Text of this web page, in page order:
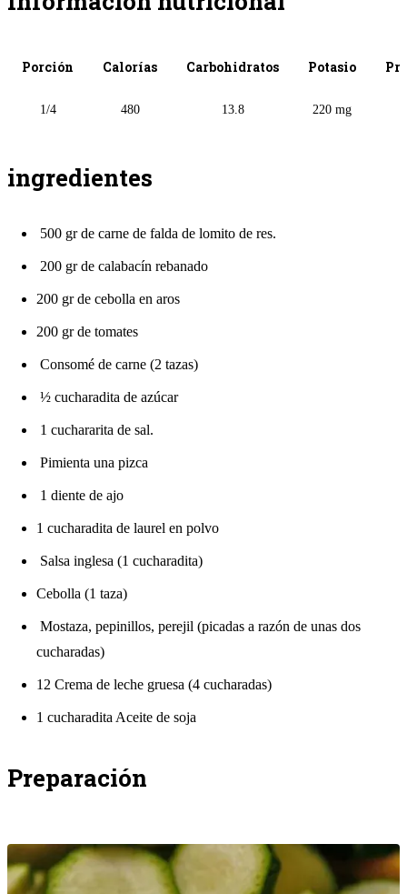
Porción Calorías Carbohidratos Potasio
1/4 480 13.8 220 mg
ingredientes
500 gr de carne de falda de lomito de res.
200 gr de calabacín rebanado
200 gr de cebolla en aros
200 gr de tomates
Consomé de carne (2 tazas)
½ cucharadita de azúcar
1 cuchararita de sal.
Pimienta una pizca
1 diente de ajo
1 cucharadita de laurel en polvo
Salsa inglesa (1 cucharadita)
Cebolla (1 taza)
Mostaza, pepinillos, perejil (picadas a razón de unas dos
cucharadas)
12 Crema de leche gruesa (4 cucharadas)
1 cucharadita Aceite de soja
Preparación